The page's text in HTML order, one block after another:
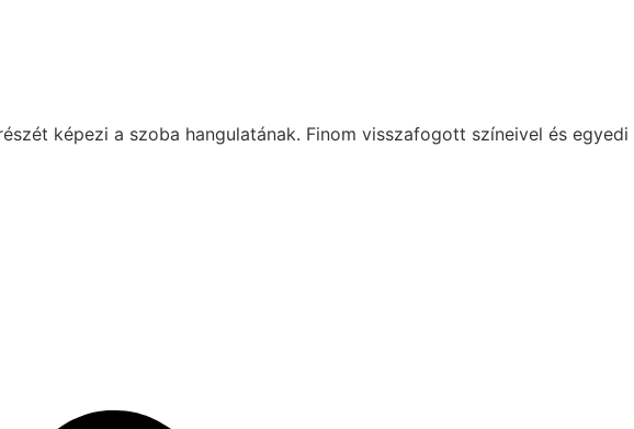
képezi a szoba hangulatának. Finom visszafogott színeivel és egyedi